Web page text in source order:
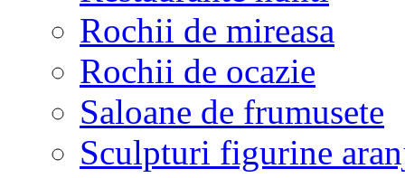
Rochii de mireasa
Rochii de ocazie
Saloane de frumusete
Sculpturi figurine